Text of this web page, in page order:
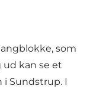
som
ud kan se et
i Sundstrup. I